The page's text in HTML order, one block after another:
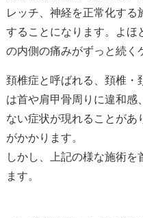
レッチ、神経を正常化す
することになります。よほ
の内側の痛みがずっと続く
頚椎症と呼ばれる、頚椎・
は首や肩甲骨周りに違和感
ない症状が現れることがあ
がかかります。
しかし、上記の様な施術
ます。